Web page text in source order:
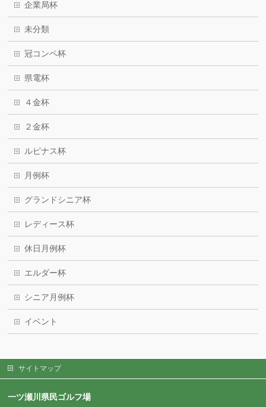
企業局杯
未分類
冠コンペ杯
県電杯
４金杯
２金杯
ルピナス杯
月例杯
グランドシニア杯
レディース杯
休日月例杯
エルダー杯
シニア月例杯
イベント
サイトマップ
一ツ瀬川県民ゴルフ場